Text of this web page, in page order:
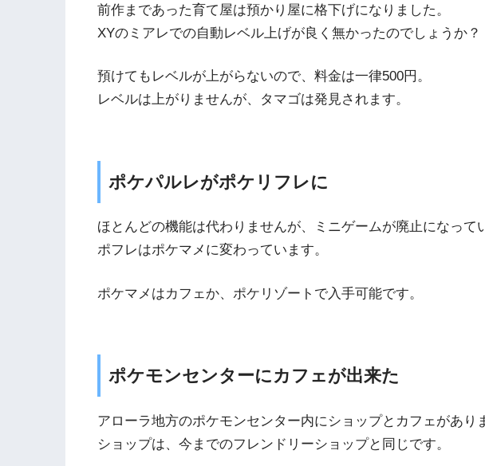
前作まであった育て屋は預かり屋に格下げになりました。
XYのミアレでの自動レベル上げが良く無かったのでしょうか？
預けてもレベルが上がらないので、料金は一律500円。
レベルは上がりませんが、タマゴは発見されます。
ポケパルレがポケリフレに
ほとんどの機能は代わりませんが、ミニゲームが廃止になって
ポフレはポケマメに変わっています。
ポケマメはカフェか、ポケリゾートで入手可能です。
ポケモンセンターにカフェが出来た
アローラ地方のポケモンセンター内にショップとカフェがあり
ショップは、今までのフレンドリーショップと同じです。